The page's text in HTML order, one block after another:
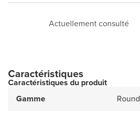
Actuellement consulté
Caractéristiques
Caractéristiques du produit
Gamme
Round